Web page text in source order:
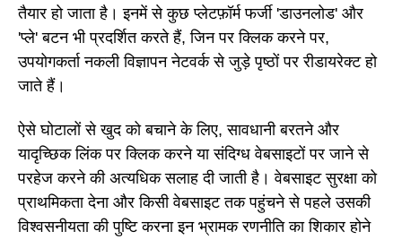
तैयार हो जाता है। इनमें से कुछ प्लेटफ़ॉर्म फर्जी 'डाउनलोड' और
'प्ले' बटन भी प्रदर्शित करते हैं, जिन पर क्लिक करने पर,
उपयोगकर्ता नकली विज्ञापन नेटवर्क से जुड़े पृष्ठों पर रीडायरेक्ट हो
जाते हैं।
ऐसे घोटालों से खुद को बचाने के लिए, सावधानी बरतने और
यादृच्छिक लिंक पर क्लिक करने या संदिग्ध वेबसाइटों पर जाने से
परहेज करने की अत्यधिक सलाह दी जाती है। वेबसाइट सुरक्षा को
प्राथमिकता देना और किसी वेबसाइट तक पहुंचने से पहले उसकी
विश्वसनीयता की पुष्टि करना इन भ्रामक रणनीति का शिकार होने